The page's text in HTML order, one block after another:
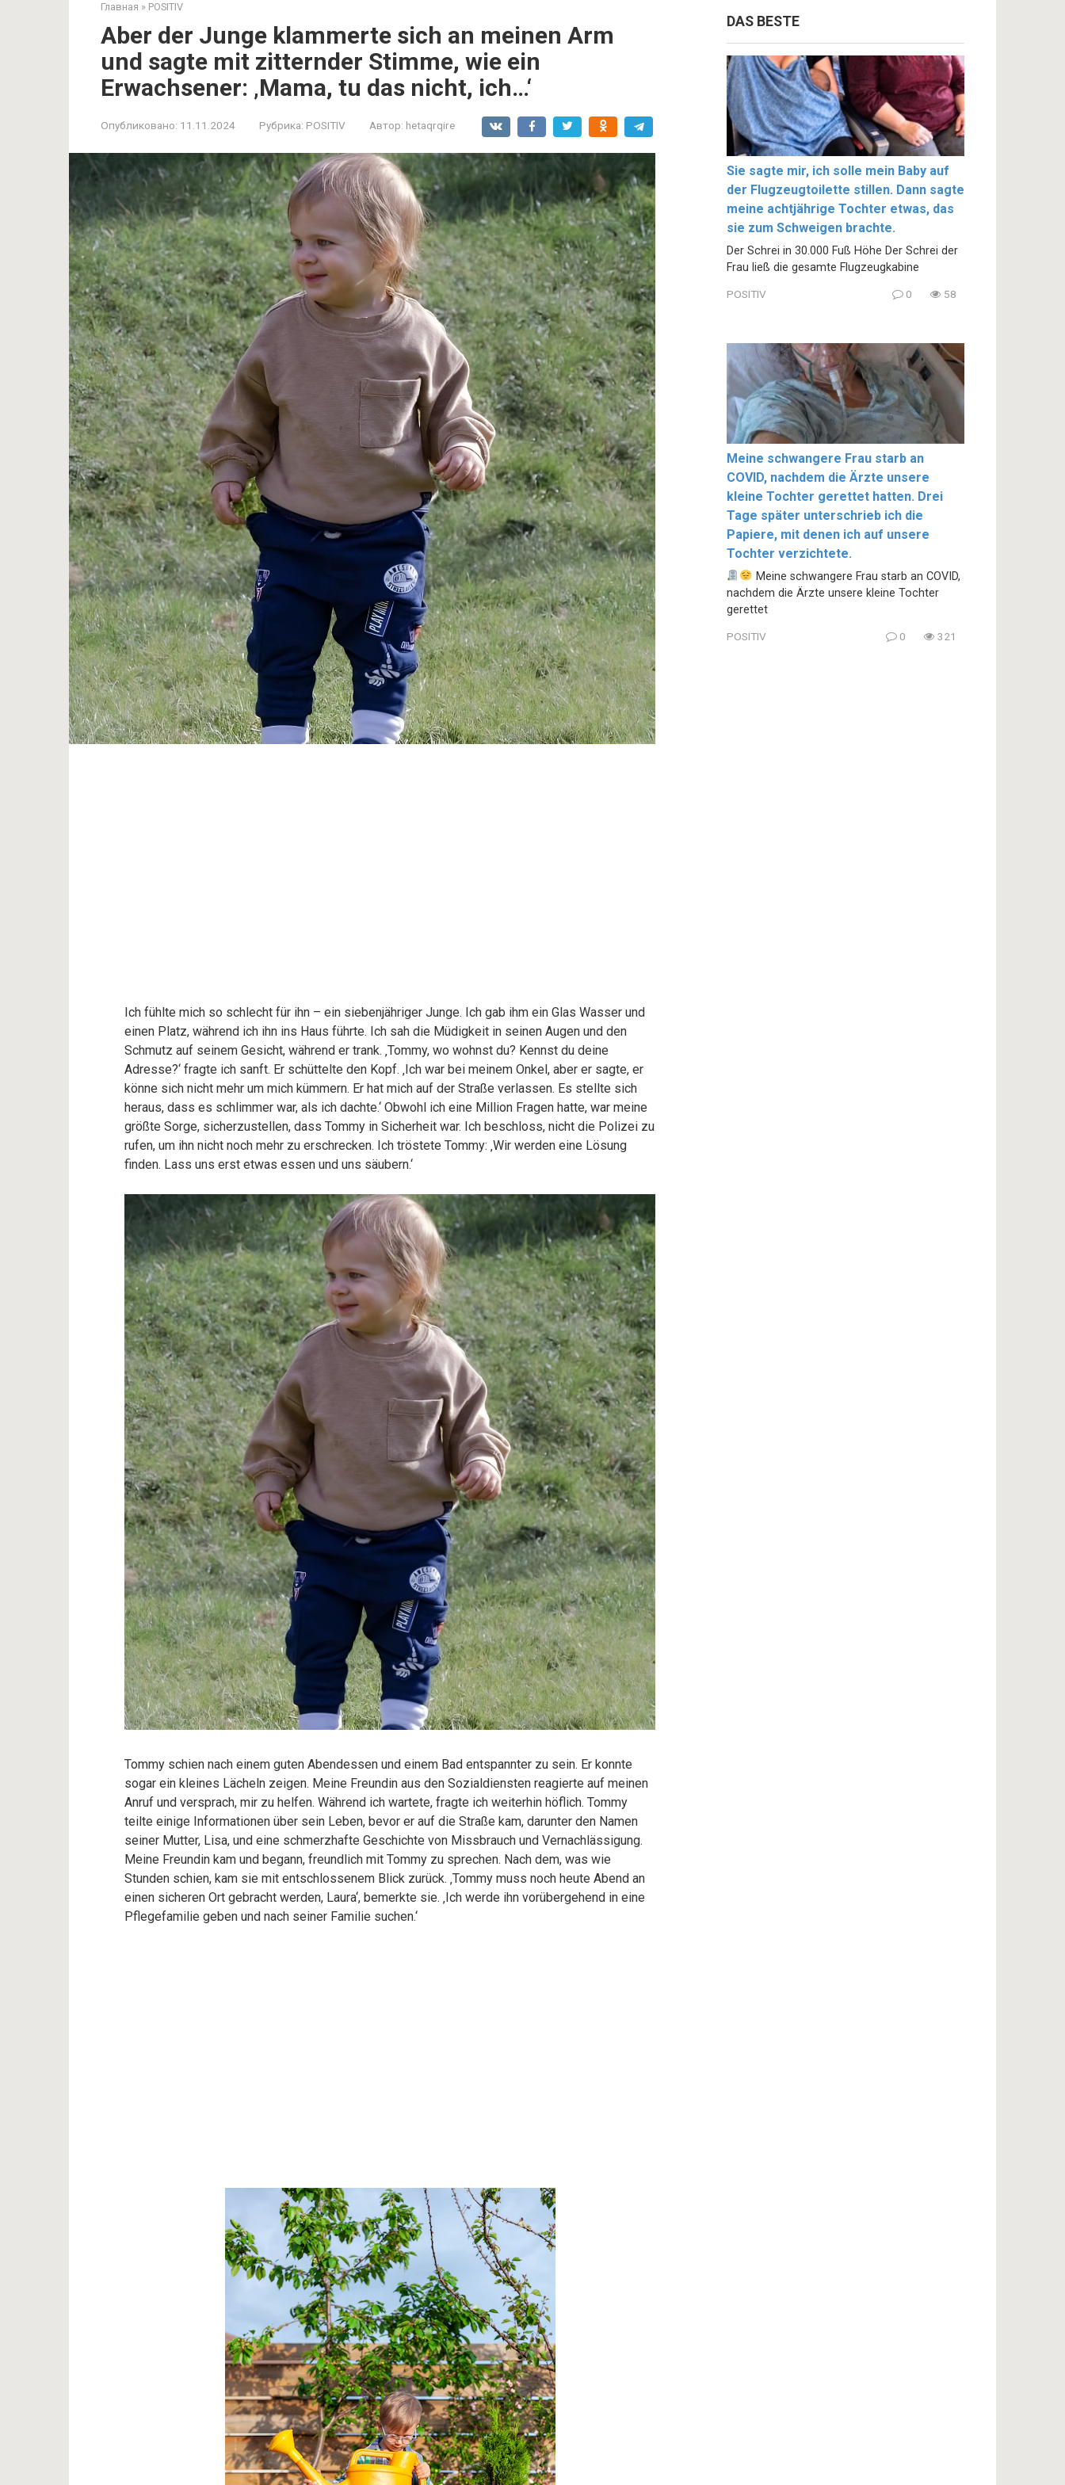
Главная » POSITIV
Aber der Junge klammerte sich an meinen Arm
und sagte mit zitternder Stimme, wie ein
Erwachsener: ‚Mama, tu das nicht, ich…‘
Опубликовано: 11.11.2024 Рубрика: POSITIV Автор: hetaqrqire
Ich fühlte mich so schlecht für ihn – ein siebenjähriger Junge. Ich gab ihm ein Glas Wasser und
einen Platz, während ich ihn ins Haus führte. Ich sah die Müdigkeit in seinen Augen und den
Schmutz auf seinem Gesicht, während er trank. ‚Tommy, wo wohnst du? Kennst du deine
Adresse?‘ fragte ich sanft. Er schüttelte den Kopf. ‚Ich war bei meinem Onkel, aber er sagte, er
könne sich nicht mehr um mich kümmern. Er hat mich auf der Straße verlassen. Es stellte sich
heraus, dass es schlimmer war, als ich dachte.‘ Obwohl ich eine Million Fragen hatte, war meine
größte Sorge, sicherzustellen, dass Tommy in Sicherheit war. Ich beschloss, nicht die Polizei zu
rufen, um ihn nicht noch mehr zu erschrecken. Ich tröstete Tommy: ‚Wir werden eine Lösung
finden. Lass uns erst etwas essen und uns säubern.‘
Tommy schien nach einem guten Abendessen und einem Bad entspannter zu sein. Er konnte
sogar ein kleines Lächeln zeigen. Meine Freundin aus den Sozialdiensten reagierte auf meinen
Anruf und versprach, mir zu helfen. Während ich wartete, fragte ich weiterhin höflich. Tommy
teilte einige Informationen über sein Leben, bevor er auf die Straße kam, darunter den Namen
seiner Mutter, Lisa, und eine schmerzhafte Geschichte von Missbrauch und Vernachlässigung.
Meine Freundin kam und begann, freundlich mit Tommy zu sprechen. Nach dem, was wie
Stunden schien, kam sie mit entschlossenem Blick zurück. ‚Tommy muss noch heute Abend an
einen sicheren Ort gebracht werden, Laura‘, bemerkte sie. ‚Ich werde ihn vorübergehend in eine
Pflegefamilie geben und nach seiner Familie suchen.‘
DAS BESTE
Sie sagte mir, ich solle mein Baby auf
der Flugzeugtoilette stillen. Dann sagte
meine achtjährige Tochter etwas, das
sie zum Schweigen brachte.
Der Schrei in 30.000 Fuß Höhe Der Schrei der
Frau ließ die gesamte Flugzeugkabine
POSITIV 0 58
Meine schwangere Frau starb an
COVID, nachdem die Ärzte unsere
kleine Tochter gerettet hatten. Drei
Tage später unterschrieb ich die
Papiere, mit denen ich auf unsere
Tochter verzichtete.
Meine schwangere Frau starb an COVID,
nachdem die Ärzte unsere kleine Tochter
gerettet
POSITIV 0 321